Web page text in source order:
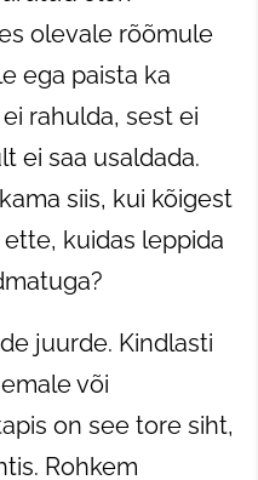
olevale rõõmule
ega paista ka
rahulda, sest ei
ei saa usaldada.
siis, kui kõigest
kuidas leppida
juurde. Kindlasti
või
on see tore siht,
Rohkem